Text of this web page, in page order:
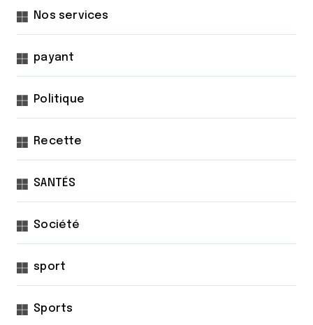
Nos services
payant
Politique
Recette
SANTÉS
Société
sport
Sports